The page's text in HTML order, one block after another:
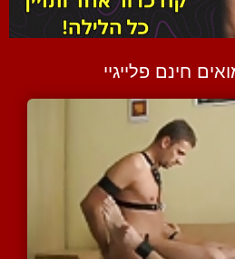
חינם פלייגיי